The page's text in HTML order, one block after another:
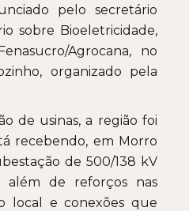
pelo secretário
sobre Bioeletricidade,
Agrocana, no
organizado pela
de usinas, a região foi
recebendo, em Morro
de 500/138 kV
além de reforços nas
local e conexões que